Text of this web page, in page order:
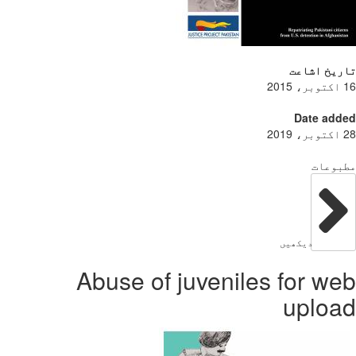
اشاعت
Date
دیکھیں
Abuse of juveniles for